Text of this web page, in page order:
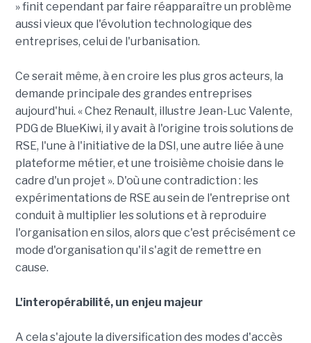
» finit cependant par faire réapparaître un problème
aussi vieux que l'évolution technologique des
entreprises, celui de l'urbanisation.
Ce serait même, à en croire les plus gros acteurs, la
demande principale des grandes entreprises
aujourd'hui. « Chez Renault, illustre Jean-Luc Valente,
PDG de BlueKiwi, il y avait à l'origine trois solutions de
RSE, l'une à l'initiative de la DSI, une autre liée à une
plateforme métier, et une troisième choisie dans le
cadre d'un projet ». D'où une contradiction : les
expérimentations de RSE au sein de l'entreprise ont
conduit à multiplier les solutions et à reproduire
l'organisation en silos, alors que c'est précisément ce
mode d'organisation qu'il s'agit de remettre en
cause.
L'interopérabilité, un enjeu majeur
A cela s'ajoute la diversification des modes d'accès